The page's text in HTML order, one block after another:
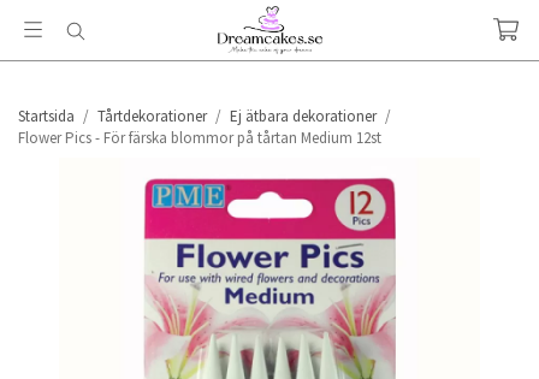
Startsida / Tårtdekorationer / Ej ätbara dekorationer /
Flower Pics - För färska blommor på tårtan Medium 12st